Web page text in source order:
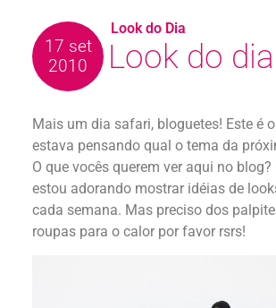
17 set
2010
Look do
Mais um dia safari, bloguetes! Este é
estava pensando qual o tema da
O que vocês querem ver aqui no
estou adorando mostrar idéias de
cada semana. Mas preciso dos
roupas para o calor por favor rsrs!
Look do Dia